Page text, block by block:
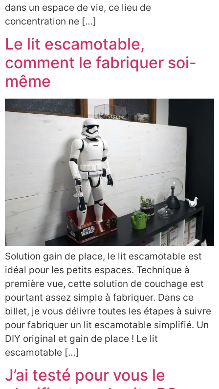
dans un espace de vie, ce lieu de
concentration ne […]
Le lit escamotable,
comment le fabriquer soi-
même
Solution gain de place, le lit escamotable est
idéal pour les petits espaces. Technique à
première vue, cette solution de couchage est
pourtant assez simple à fabriquer. Dans ce
billet, je vous délivre toutes les étapes à suivre
pour fabriquer un lit escamotable simplifié. Un
DIY original et gain de place ! Le lit
escamotable […]
J’ai testé pour vous le